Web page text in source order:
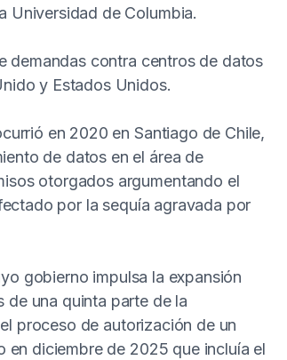
Universidad de Columbia.
demandas contra centros de datos
y Estados Unidos.
en 2020 en Santiago de Chile,
de datos en el área de
otorgados argumentando el
por la sequía agravada por
gobierno impulsa la expansión
una quinta parte de la
proceso de autorización de un
en diciembre de 2025 que incluía el